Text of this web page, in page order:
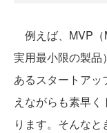
例えば、MVP（
実用最小限の製品
あるスタートア
えながらも素早
ります。そんな